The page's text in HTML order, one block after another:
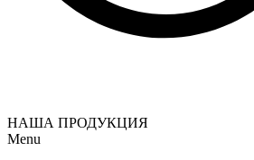
НАША ПРОДУКЦИЯ
Menu